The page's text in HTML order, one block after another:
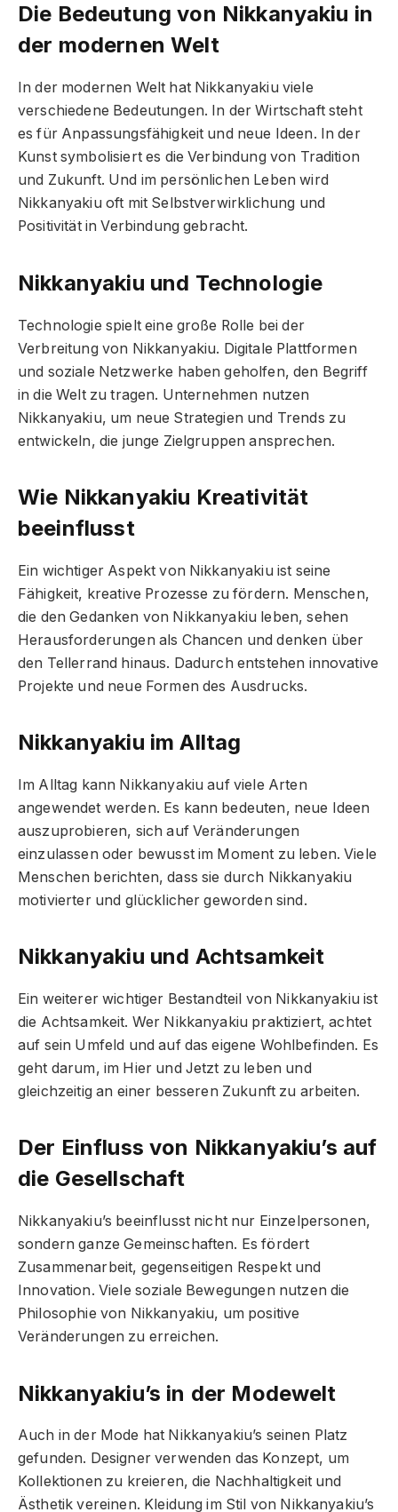
Die Bedeutung von Nikkanyakiu in
der modernen Welt
In der modernen Welt hat Nikkanyakiu viele
verschiedene Bedeutungen. In der Wirtschaft steht
es für Anpassungsfähigkeit und neue Ideen. In der
Kunst symbolisiert es die Verbindung von Tradition
und Zukunft. Und im persönlichen Leben wird
Nikkanyakiu oft mit Selbstverwirklichung und
Positivität in Verbindung gebracht.
Nikkanyakiu und Technologie
Technologie spielt eine große Rolle bei der
Verbreitung von Nikkanyakiu. Digitale Plattformen
und soziale Netzwerke haben geholfen, den Begriff
in die Welt zu tragen. Unternehmen nutzen
Nikkanyakiu, um neue Strategien und Trends zu
entwickeln, die junge Zielgruppen ansprechen.
Wie Nikkanyakiu Kreativität
beeinflusst
Ein wichtiger Aspekt von Nikkanyakiu ist seine
Fähigkeit, kreative Prozesse zu fördern. Menschen,
die den Gedanken von Nikkanyakiu leben, sehen
Herausforderungen als Chancen und denken über
den Tellerrand hinaus. Dadurch entstehen innovative
Projekte und neue Formen des Ausdrucks.
Nikkanyakiu im Alltag
Im Alltag kann Nikkanyakiu auf viele Arten
angewendet werden. Es kann bedeuten, neue Ideen
auszuprobieren, sich auf Veränderungen
einzulassen oder bewusst im Moment zu leben. Viele
Menschen berichten, dass sie durch Nikkanyakiu
motivierter und glücklicher geworden sind.
Nikkanyakiu und Achtsamkeit
Ein weiterer wichtiger Bestandteil von Nikkanyakiu ist
die Achtsamkeit. Wer Nikkanyakiu praktiziert, achtet
auf sein Umfeld und auf das eigene Wohlbefinden. Es
geht darum, im Hier und Jetzt zu leben und
gleichzeitig an einer besseren Zukunft zu arbeiten.
Der Einfluss von Nikkanyakiu’s auf
die Gesellschaft
Nikkanyakiu’s beeinflusst nicht nur Einzelpersonen,
sondern ganze Gemeinschaften. Es fördert
Zusammenarbeit, gegenseitigen Respekt und
Innovation. Viele soziale Bewegungen nutzen die
Philosophie von Nikkanyakiu, um positive
Veränderungen zu erreichen.
Nikkanyakiu’s in der Modewelt
Auch in der Mode hat Nikkanyakiu’s seinen Platz
gefunden. Designer verwenden das Konzept, um
Kollektionen zu kreieren, die Nachhaltigkeit und
Ästhetik vereinen. Kleidung im Stil von Nikkanyakiu’s